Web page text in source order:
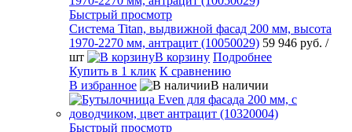
Быстрый просмотр
Система Titan, выдвижной фасад 200 мм, высота
1970-2270 мм, антрацит (10050029) 59 946 руб. /
шт
В корзину Подробнее
Купить в 1 клик К сравнению
В избранное
В наличии
Быстрый просмотр